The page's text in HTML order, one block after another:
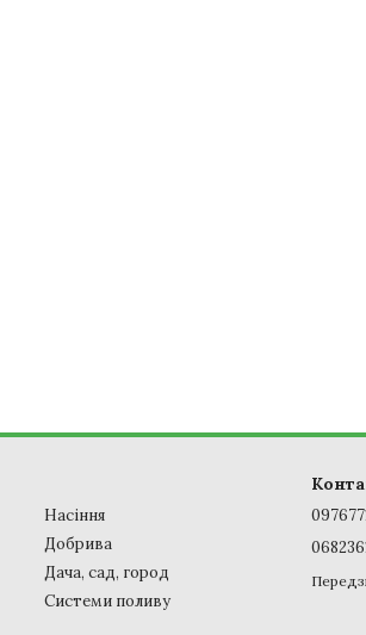
Насіння
Добрива
Дача, сад, город
Системи поливу